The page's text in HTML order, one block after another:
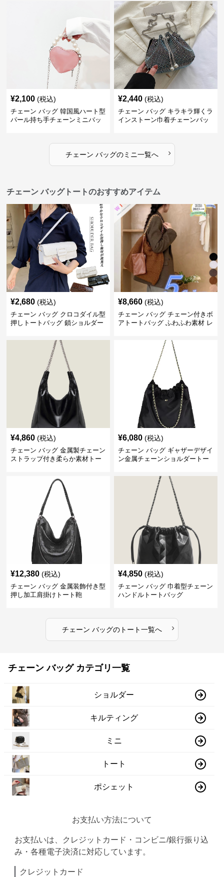
¥2,100 (税込)
チェーン バッグ 韓国風ハート型
パール持ち手チェーンミニバッ
¥2,440 (税込)
チェーン バッグ キラキラ輝くラ
インストーン巾着チェーンバッ
チェーン バッグのミニ一覧へ ›
チェーン バッグトートのおすすめアイテム
¥2,680 (税込)
チェーン バッグ クロコダイル型
押しトートバッグ 鎖ショルダー
¥8,660 (税込)
チェーン バッグ チェーン付きボ
アトートバッグ ふわふわ素材 レ
¥4,860 (税込)
チェーン バッグ 金属製チェーン
ストラップ付き柔らか素材トー
¥6,080 (税込)
チェーン バッグ ギャザーデザイ
ン金属チェーンショルダートー
¥12,380 (税込)
チェーン バッグ 金属装飾付き型
押し加工肩掛けトート鞄
¥4,850 (税込)
チェーン バッグ 巾着型チェーン
ハンドルトートバッグ
チェーン バッグのトート一覧へ ›
チェーン バッグ カテゴリ一覧
ショルダー
キルティング
ミニ
トート
ポシェット
お支払い方法について
お支払いは、クレジットカード・コンビニ/銀行振り込
み・各種電子決済に対応しています。
クレジットカード